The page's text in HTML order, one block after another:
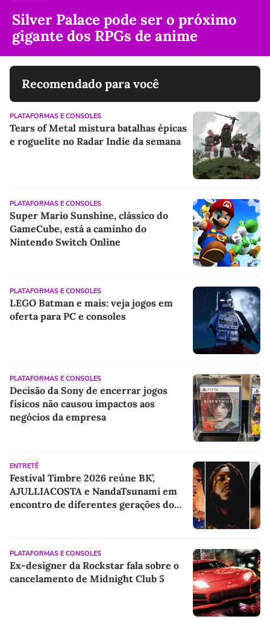
Silver Palace pode ser o próximo
gigante dos RPGs de anime
Recomendado para você
PLATAFORMAS E CONSOLES
Tears of Metal mistura batalhas épicas
e roguelite no Radar Indie da semana
PLATAFORMAS E CONSOLES
Super Mario Sunshine, clássico do
GameCube, está a caminho do
Nintendo Switch Online
PLATAFORMAS E CONSOLES
LEGO Batman e mais: veja jogos em
oferta para PC e consoles
PLATAFORMAS E CONSOLES
Decisão da Sony de encerrar jogos
físicos não causou impactos aos
negócios da empresa
ENTRETÊ
Festival Timbre 2026 reúne BK’,
AJULLIACOSTA e NandaTsunami em
encontro de diferentes gerações do
PLATAFORMAS E CONSOLES
Ex-designer da Rockstar fala sobre o
cancelamento de Midnight Club 5